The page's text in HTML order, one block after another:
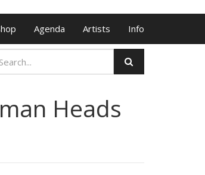
Agenda Artists Info
Heads